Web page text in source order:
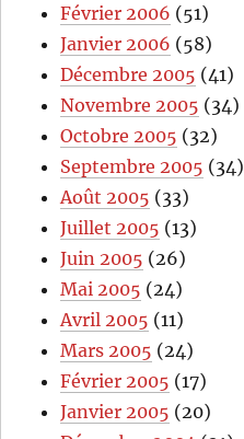
Février 2006 (51)
Janvier 2006 (58)
Décembre 2005 (41)
Novembre 2005 (34)
Octobre 2005 (32)
Septembre 2005 (34)
Août 2005 (33)
Juillet 2005 (13)
Juin 2005 (26)
Mai 2005 (24)
Avril 2005 (11)
Mars 2005 (24)
Février 2005 (17)
Janvier 2005 (20)